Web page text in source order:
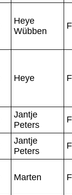
Heye
Wübben
Heye
Jantje
Peters
Jantje
Peters
Marten